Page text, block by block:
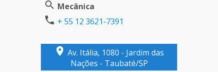
Mecânica
+ 55 12 3621-7391
Av. Itália, 1080 - Jardim das
Nações - Taubaté/SP